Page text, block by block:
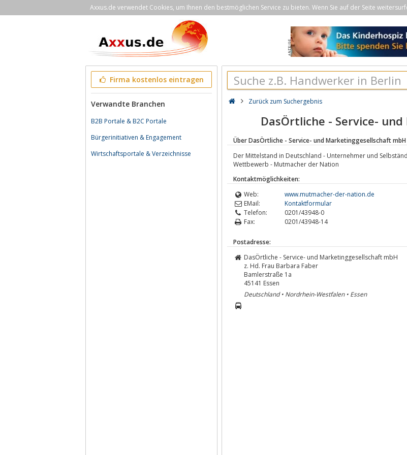
Axxus.de verwendet Cookies, um Ihnen den bestmöglichen Service zu bieten. Wenn Sie auf der Seite
Firma kostenlos eintragen
Verwandte Branchen
B2B Portale & B2C Portale
Bürgerinitiativen & Engagement
Wirtschaftsportale & Verzeichnisse
Zurück zum Suchergebnis
DasÖrtliche - Service-
Über DasÖrtliche - Service- und Marketinggesellschaft mbH
Der Mittelstand in Deutschland - Unternehmer und
Wettbewerb - Mutmacher der Nation
Kontaktmöglichkeiten:
Web:
www.mutmacher-der-nation.de
EMail:
Kontaktformular
Telefon:
0201/43948-0
Fax:
0201/43948-14
Postadresse:
DasÖrtliche - Service- und Marketinggesellschaft mbH
z. Hd. Frau Barbara Faber
Bamlerstraße 1a
45141 Essen
Deutschland • Nordrhein-Westfalen • Essen